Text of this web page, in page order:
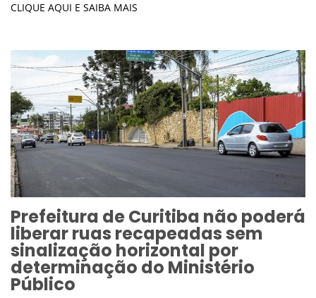
CLIQUE AQUI E SAIBA MAIS
Prefeitura de Curitiba não poderá
liberar ruas recapeadas sem
sinalização horizontal por
determinação do Ministério
Público